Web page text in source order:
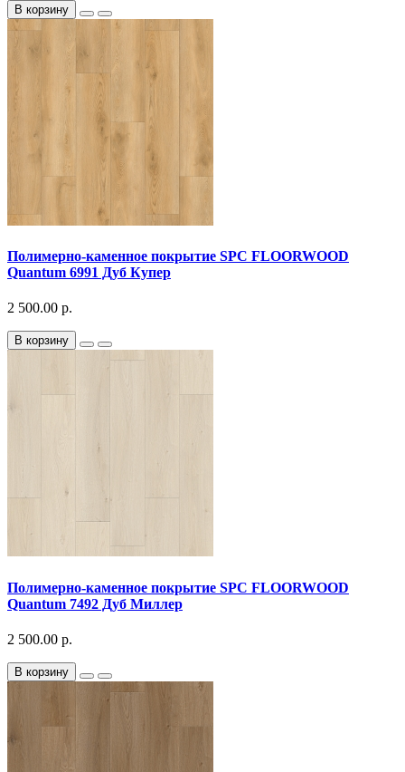
В корзину
Полимерно-каменное покрытие SPC FLOORWOOD
Quantum 6991 Дуб Купер
2 500.00 р.
В корзину
Полимерно-каменное покрытие SPC FLOORWOOD
Quantum 7492 Дуб Миллер
2 500.00 р.
В корзину